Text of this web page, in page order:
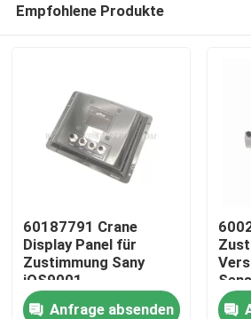
Empfohlene Produkte
60187791 Crane
Display Panel für
Zustimmung Sany
iOS9001
Anfrage absenden
24-